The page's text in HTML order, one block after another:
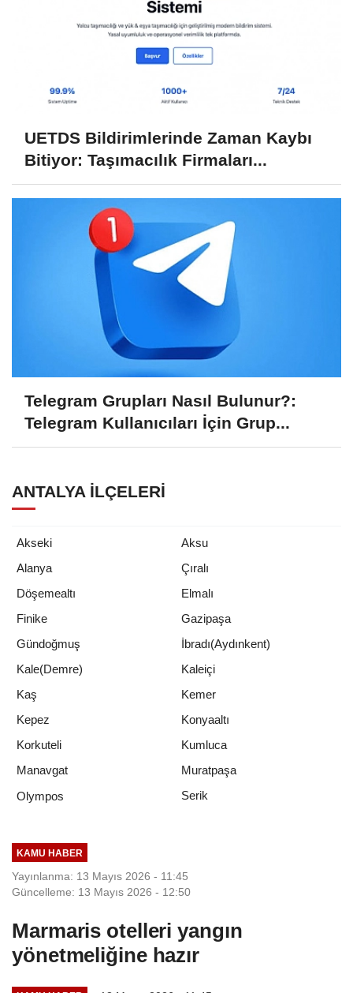
UETDS Bildirimlerinde Zaman Kaybı
Bitiyor: Taşımacılık Firmaları...
Telegram Grupları Nasıl Bulunur?:
Telegram Kullanıcıları İçin Grup...
ANTALYA İLÇELERI
Akseki
Aksu
Alanya
Çıralı
Döşemealtı
Elmalı
Finike
Gazipaşa
Gündoğmuş
İbradı(Aydınkent)
Kale(Demre)
Kaleiçi
Kaş
Kemer
Kepez
Konyaaltı
Korkuteli
Kumluca
Manavgat
Muratpaşa
Olympos
Serik
KAMU HABER
Yayınlanma: 13 Mayıs 2026 - 11:45
Güncelleme: 13 Mayıs 2026 - 12:50
Marmaris otelleri yangın
yönetmeliğine hazır